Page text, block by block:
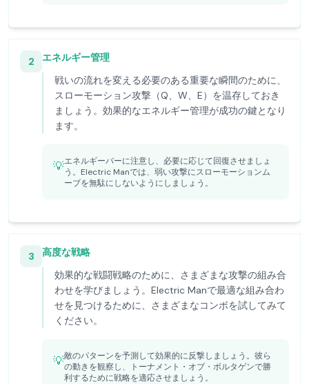
2
エネルギー管理
戦いの流れを変える必要のある重要な瞬間のために、
スローモーション攻撃（Q、W、E）を温存しておき
ましょう。効果的なエネルギー管理が成功の鍵となり
ます。
💡エネルギーバーに注意し、必要に応じて回復させましょ
う。Electric Manでは、弱い攻撃にスローモーションム
ーブを無駄にしないようにしましょう。
3
高度な戦略
効果的な戦闘戦略のために、さまざまな攻撃の組み合
わせを学びましょう。Electric Manで最適な組み合わ
せを見つけるために、さまざまなコンボを試してみて
ください。
💡敵のパターンを予測して効果的に反撃しましょう。彼ら
の動きを観察し、トーナメント・オブ・ボルタゲンで勝
利するために戦略を適応させましょう。